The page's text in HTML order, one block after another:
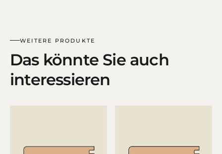
WEITERE PRODUKTE
Das könnte Sie auch
interessieren